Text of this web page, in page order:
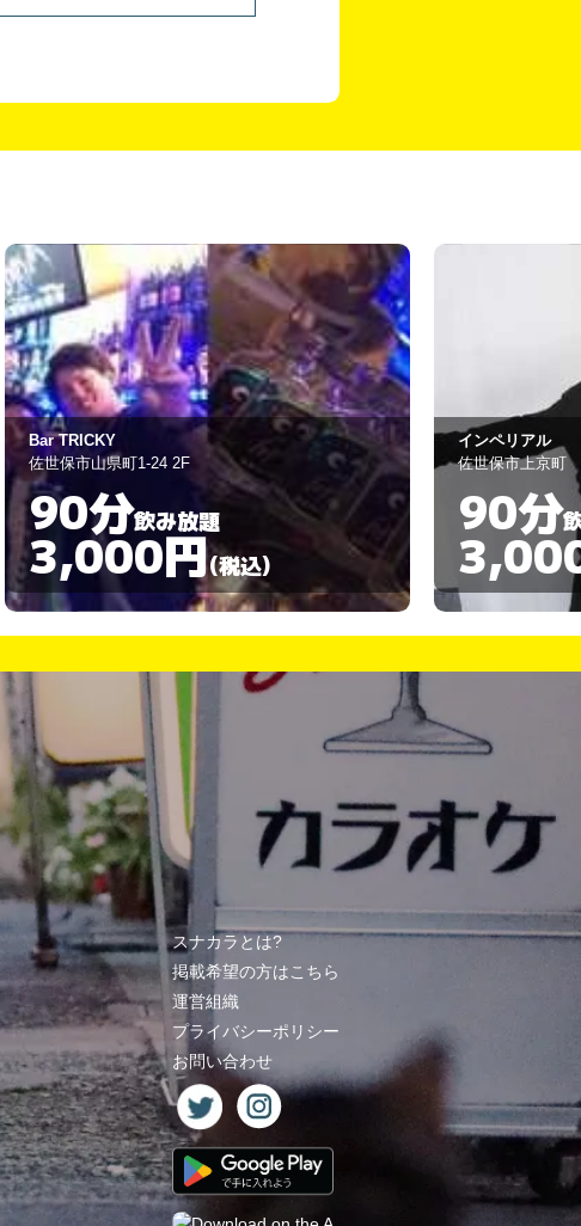
インペリアル
佐世保市上京町
90分飲み放題
3,000円(税込)
CLAiR
佐世保市塩浜町
90分
スナカラとは?
掲載希望の方はこちら
運営組織
プライバシーポリシー
お問い合わせ